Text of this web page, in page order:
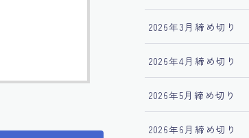
2026年3月締め切り
2026年4月締め切り
2026年5月締め切り
2026年6月締め切り